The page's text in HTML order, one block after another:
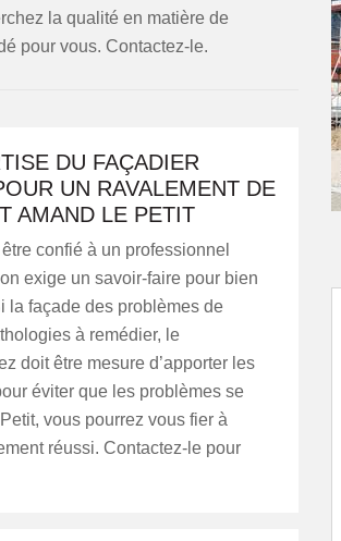
la qualité en matière de
pour vous. Contactez-le.
DU FAÇADIER
UN RAVALEMENT DE
AMAND LE PETIT
confié à un professionnel
exige un savoir-faire pour bien
la façade des problèmes de
à remédier, le
doit être mesure d’apporter les
éviter que les problèmes se
vous pourrez vous fier à
réussi. Contactez-le pour